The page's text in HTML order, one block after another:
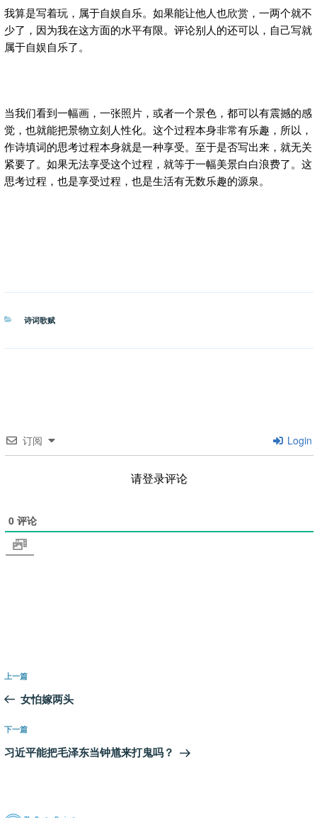
我算是写着玩，属于自娱自乐。如果能让他人也欣赏，一两个就不
少了，因为我在这方面的水平有限。评论别人的还可以，自己写就
属于自娱自乐了。
当我们看到一幅画，一张照片，或者一个景色，都可以有震撼的感
觉，也就能把景物立刻人性化。这个过程本身非常有乐趣，所以，
作诗填词的思考过程本身就是一种享受。至于是否写出来，就无关
紧要了。如果无法享受这个过程，就等于一幅美景白白浪费了。这
思考过程，也是享受过程，也是生活有无数乐趣的源泉。
分
诗词歌赋
订阅 Login
请登录评论
0 评论
文
导
航
上
一
文
章
上一篇
女怕嫁两头
下
一
下一篇
习近平能把毛泽东当钟馗来打鬼吗？